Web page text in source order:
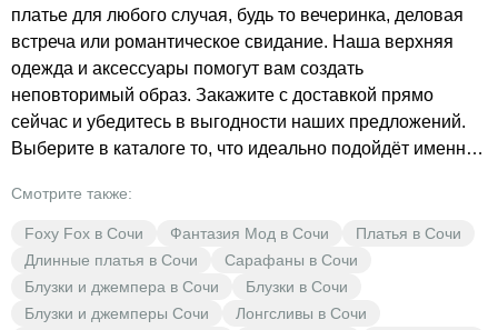
платье для любого случая, будь то вечеринка, деловая
встреча или романтическое свидание. Наша верхняя
одежда и аксессуары помогут вам создать
неповторимый образ. Закажите с доставкой прямо
сейчас и убедитесь в выгодности наших предложений.
Выберите в каталоге то, что идеально подойдёт именно
возможность добавить в свою коллекцию уникальные
вещи по доступным ценам. Не упустите свой шанс
купить качественную одежду в Сочи!
Смотрите также:
Foxy Fox в Сочи Фантазия Мод в Сочи
Платья в Сочи
Длинные платья в Сочи
Сарафаны в Сочи
Блузки и джемпера в Сочи
Блузки в Сочи
Блузки и джемперы Сочи
Лонгсливы в Сочи